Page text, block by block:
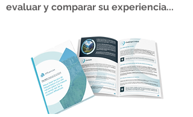
evaluar y comparar su experiencia...